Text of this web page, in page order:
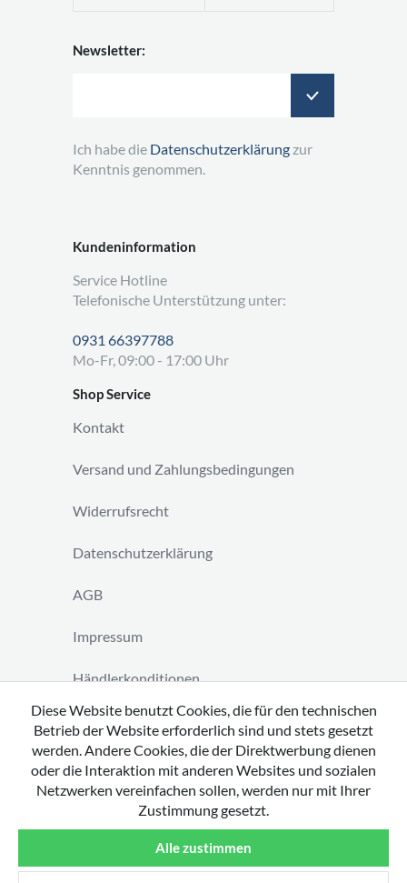
Kundeninformation
Service Hotline
Telefonische Unterstützung unter:
0931 66397788
Mo-Fr, 09:00 - 17:00 Uhr
Shop Service
Kontakt
Versand und Zahlungsbedingungen
Widerrufsrecht
Datenschutzerklärung
AGB
Impressum
Händlerkonditionen
Vertrag widerrufen
Newsletter:
Ich habe die Datenschutzerklärung zur
Kenntnis genommen.
Diese Website benutzt Cookies, die für den technischen
Betrieb der Website erforderlich sind und stets gesetzt
werden. Andere Cookies, die der Direktwerbung dienen
oder die Interaktion mit anderen Websites und sozialen
Netzwerken vereinfachen sollen, werden nur mit Ihrer
Zustimmung gesetzt.